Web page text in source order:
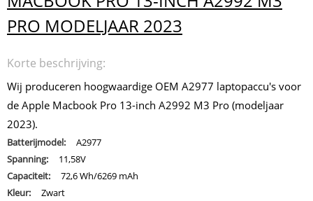
PRO MODELJAAR 2023
Korte beschrijving:
Wij produceren hoogwaardige OEM A2977 laptopaccu's voor
de Apple Macbook Pro 13-inch A2992 M3 Pro (modeljaar
2023).
Batterijmodel:
A2977
Spanning:
11,58V
Capaciteit:
72,6 Wh/6269 mAh
Kleur:
Zwart